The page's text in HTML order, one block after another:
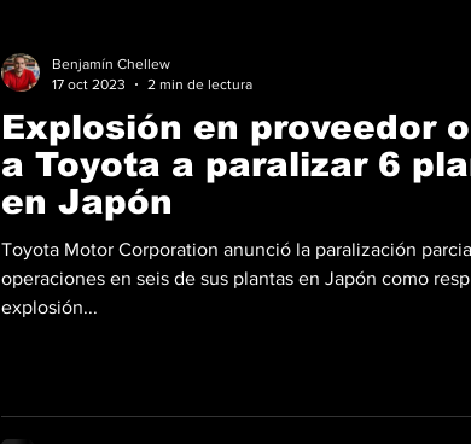
Explosión en proveedor
a Toyota a paralizar 6
en Japón
Toyota Motor Corporation anunció la paralización
operaciones en seis de sus plantas en Japón como
explosión...
Benjamín Chellew
17 oct 2023
2 min de lectura